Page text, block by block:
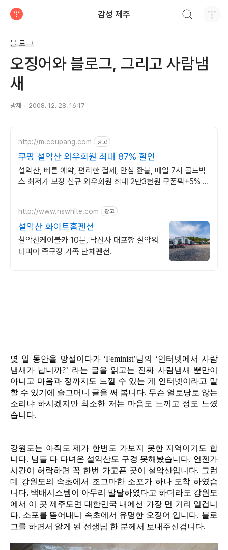
감성 제주
블 로 그
오징어와 블로그, 그리고 사람냄
새
광제 2008. 12. 28. 16:17
http://m.coupang.com 광고
쿠팡 설악산 와우회원 최대 87% 할인
설악산, 빠른 예약, 편리한 결제, 안심 환불, 매일 7시 골드박
스 최저가 보장 신규 와우회원 최대 2만3천원 쿠폰팩+5% 추
http://www.nswhite.com 광고
설악산 화이트홈펜션
설악산케이블카 10분, 낙산사 대포항 설악워
터피아 족구장 가족 단체펜션.
몇 일 동안을 망설이다가 ‘Feminist’님의 ‘인터넷에서 사람
냄새가 납니까?’ 라는 글을 읽고는 진짜 사람냄새 뿐만이
아니고 마음과 정까지도 느낄 수 있는 게 인터넷이라고 말
할 수 있기에 슬그머니 글을 써 봅니다. 무슨 얼토당토 않는
소리냐 하시겠지만 최소한 저는 마음도 느끼고 정도 느꼈
습니다.
강원도는 아직도 제가 한번도 가보지 못한 지역이기도 합
니다. 남들 다 다녀온 설악산도 구경 못해봤습니다. 언젠가
시간이 허락하면 꼭 한번 가고픈 곳이 설악산입니다. 그런
데 강원도의 속초에서 조그마한 소포가 하나 도착 하였습
니다. 택배시스템이 아무리 발달하였다고 하더라도 강원도
에서 이 곳 제주도면 대한민국 내에선 가장 먼 거리 일겁니
다. 소포를 뜯어내니 속초에서 유명한 오징어 입니다. 블로
그를 하면서 알게 된 선생님 한 분께서 보내주신겁니다.